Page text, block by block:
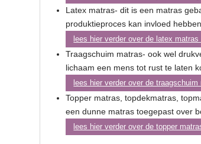
Latex matras- dit is een matras
produktieproces kan invloed
lees hier verder over de latex matras
Traagschuim matras- ook wel
lichaam een mens tot rust te laten
lees hier verder over de traagschuim
Topper matras, topdekmatras,
een dunne matras toegepast over
lees hier verder over de topper